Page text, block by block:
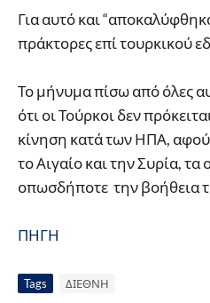
Για αυτό και
πράκτορες επί τουρκικού
Το μήνυμα πίσω από όλες
ότι οι Τούρκοι δεν
κίνηση κατά των ΗΠΑ, αφού
το Αιγαίο και την Συρία, τα
οπωσδήποτε την βοήθεια
ΠΗΓΗ
Tags ΔΙΕΘΝΗ